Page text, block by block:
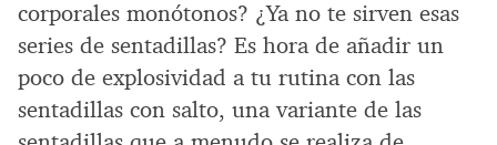
corporales monótonos? ¿Ya no te sirven esas
series de sentadillas? Es hora de añadir un
poco de explosividad a tu rutina con las
sentadillas con salto, una variante de las